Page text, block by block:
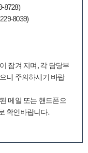
8728)
8039)
잠겨 지며, 각 담당부
니 주의하시기 바랍
메일 또는 핸드폰으
확인바랍니다.